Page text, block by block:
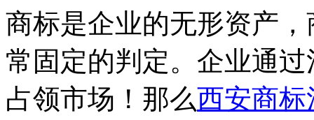
商标是企业的无形资产
常固定的判定。企业通
占领市场！那么西安商标